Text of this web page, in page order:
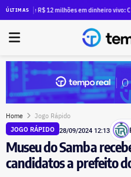
ÚLTIMAS
100 famílias que ocuparam antigo prédio do
R$ 12 milhões em dinheiro vivo: Clébio
Em
Home Jogo Rápido
JOGO RÁPIDO 28/09/2024 12:13
Museu do Samba
candidatos a prefeito